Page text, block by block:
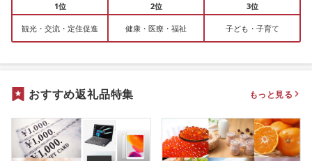
1位
観光・交流・定住促進
2位
健康・医療・福祉
3位
子ども・子育て
おすすめ返礼品特集 もっと見る